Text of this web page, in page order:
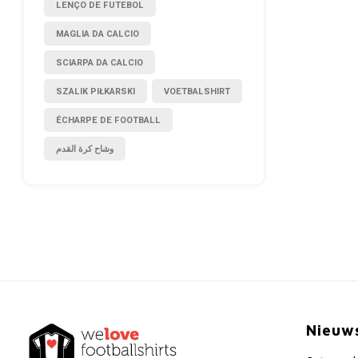
LENÇO DE FUTEBOL
MAGLIA DA CALCIO
SCIARPA DA CALCIO
SZALIK PIŁKARSKI VOETBALSHIRT
ÉCHARPE DE FOOTBALL
وشاح كرة القدم